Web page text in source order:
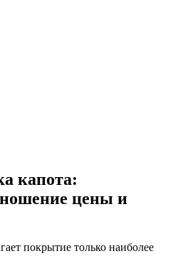
капота:
цены и
покрытие только наиболее